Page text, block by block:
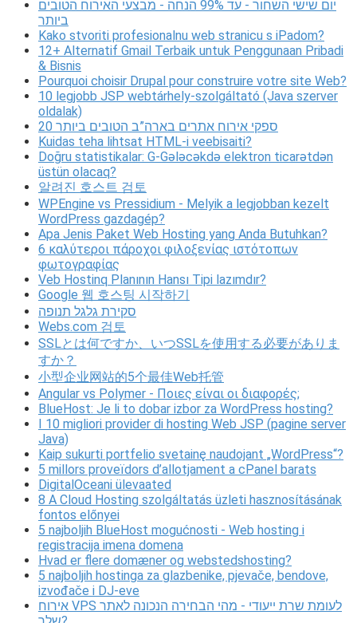
יום שישי השחור - עד 99% הנחה - מבצעי האירוח הטובים
ביותר
Kako stvoriti profesionalnu web stranicu s iPadom?
12+ Alternatif Gmail Terbaik untuk Penggunaan Pribadi
& Bisnis
Pourquoi choisir Drupal pour construire votre site Web?
10 legjobb JSP webtárhely-szolgáltató (Java szerver
oldalak)
20 ספקי אירוח אתרים בארה”ב הטובים ביותר
Kuidas teha lihtsat HTML-i veebisaiti?
Doğru statistikalar: G-Gələcəkdə elektron ticarətdən
üstün olacaq?
알려진 호스트 검토
WPEngine vs Pressidium - Melyik a legjobban kezelt
WordPress gazdagép?
Apa Jenis Paket Web Hosting yang Anda Butuhkan?
6 καλύτεροι πάροχοι φιλοξενίας ιστότοπων
φωτογραφίας
Veb Hostinq Planının Hansı Tipi lazımdır?
Google 웹 호스팅 시작하기
סקירת גלגל תנופה
Webs.com 검토
SSLとは何ですか、いつSSLを使用する必要がありま
すか？
小型企业网站的5个最佳Web托管
Angular vs Polymer - Ποιες είναι οι διαφορές;
BlueHost: Je li to dobar izbor za WordPress hosting?
I 10 migliori provider di hosting Web JSP (pagine server
Java)
Kaip sukurti portfelio svetainę naudojant „WordPress“?
5 millors proveïdors d’allotjament a cPanel barats
DigitalOceani ülevaated
8 A Cloud Hosting szolgáltatás üzleti hasznosításának
fontos előnyei
5 najboljih BlueHost mogućnosti - Web hosting i
registracija imena domena
Hvad er flere domæner og webstedshosting?
5 najboljih hostinga za glazbenike, pjevače, bendove,
izvođače i DJ-eve
אירוח VPS לעומת שרת ייעודי - מהי הבחירה הנכונה לאתר